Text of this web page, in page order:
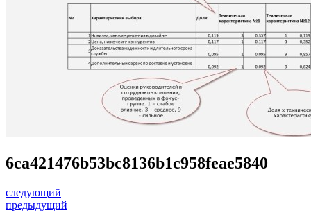
6ca421476b53bc8136b1c958feae5840
следующий
предыдущий